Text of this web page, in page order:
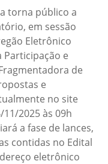
torna público a
em sessão
Eletrônico
Participação e
de
e
no site
2025 às 09h
a fase de lances,
contidas no Edital
eletrônico